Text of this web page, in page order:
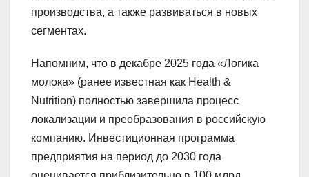
производства, а также развиваться в новых
сегментах.
Напомним, что в декабре 2025 года «Логика
молока» (ранее известная как Health &
Nutrition) полностью завершила процесс
локализации и преобразования в российскую
компанию. Инвестиционная программа
предприятия на период до 2030 года